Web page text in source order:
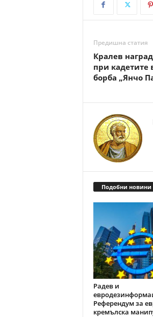
Предишна статия
Кралев
при кадетите
борба „Янчо
Подобни новини
Радев и
Референдум за
кремълска